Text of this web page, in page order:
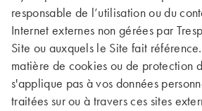
responsable de l’utilisation ou du
Internet externes non gérées par
Site ou auxquels le Site fait
matière de cookies ou de protection
s'applique pas à vos données
traitées sur ou à travers ces sites